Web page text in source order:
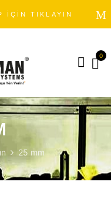
İÇİN TIKLAYIN
0
25 mm